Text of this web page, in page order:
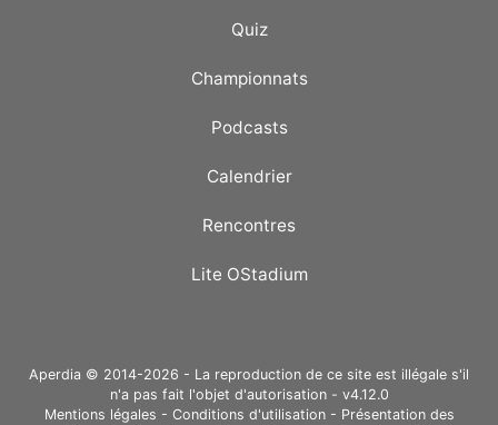
Quiz
Championnats
Podcasts
Calendrier
Rencontres
Lite OStadium
Aperdia © 2014-2026 - La reproduction de ce site est illégale s'il
n'a pas fait l'objet d'autorisation - v4.12.0
Mentions légales - Conditions d'utilisation- Présentation des